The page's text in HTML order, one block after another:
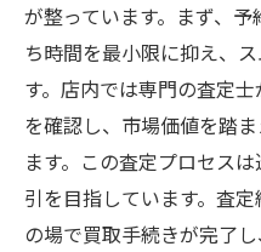
が整っています。まず、
ち時間を最小限に抑え、
す。店内では専門の査定
を確認し、市場価値を踏
ます。この査定プロセス
引を目指しています。査
の場で買取手続きが完了